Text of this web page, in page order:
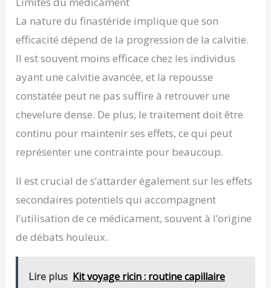
La nature du finastéride implique que son
efficacité dépend de la progression de la calvitie.
Il est souvent moins efficace chez les individus
ayant une calvitie avancée, et la repousse
constatée peut ne pas suffire à retrouver une
chevelure dense. De plus, le traitement doit être
continu pour maintenir ses effets, ce qui peut
représenter une contrainte pour beaucoup.
Il est crucial de s’attarder également sur les effets
secondaires potentiels qui accompagnent
l’utilisation de ce médicament, souvent à l’origine
de débats houleux.
Lire plus Kit voyage ricin : routine capillaire